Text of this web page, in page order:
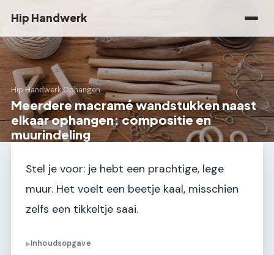
Hip Handwerk
Hip Handwerk›Ophangen
Meerdere macramé wandstukken naast
elkaar ophangen: compositie en
muurindeling
Stel je voor: je hebt een prachtige, lege
muur. Het voelt een beetje kaal, misschien
zelfs een tikkeltje saai.
▶Inhoudsopgave